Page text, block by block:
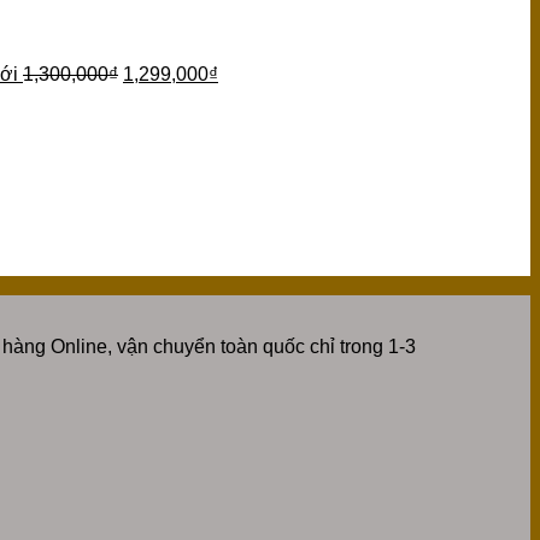
1,300,000₫ 1,299,000₫
Online, vận chuyển toàn quốc chỉ trong 1-3